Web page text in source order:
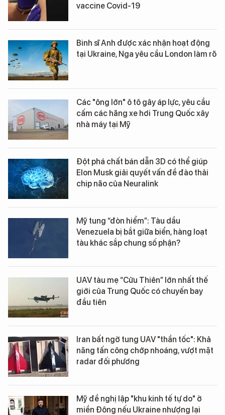
vaccine Covid-19
Binh sĩ Anh được xác nhận hoạt động
tại Ukraine, Nga yêu cầu London làm rõ
Các "ông lớn" ô tô gây áp lực, yêu cầu
cấm các hãng xe hơi Trung Quốc xây
nhà máy tại Mỹ
Đột phá chất bán dẫn 3D có thể giúp
Elon Musk giải quyết vấn đề đào thải
chip não của Neuralink
Mỹ tung “đòn hiểm”: Tàu dầu
Venezuela bị bắt giữa biển, hàng loạt
tàu khác sắp chung số phận?
UAV tàu mẹ “Cửu Thiên” lớn nhất thế
giới của Trung Quốc có chuyến bay
đầu tiên
Iran bất ngờ tung UAV "thần tốc": Khả
năng tấn công chớp nhoáng, vượt mặt
radar đối phương
Mỹ đề nghị lập "khu kinh tế tự do" ở
miền Đông nếu Ukraine nhượng lại